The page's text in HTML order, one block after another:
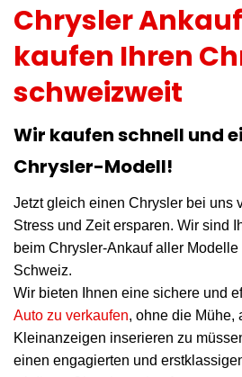
Chrysler
kaufen Ihren
schweizweit
Wir kaufen schnell und
Chrysler-Modell!
Jetzt gleich einen Chrysler bei uns
Stress und Zeit ersparen. Wir sind
beim Chrysler-Ankauf aller
Schweiz.
Wir bieten Ihnen eine sichere und
Auto zu verkaufen, ohne die Mühe,
Kleinanzeigen inserieren zu
einen engagierten und